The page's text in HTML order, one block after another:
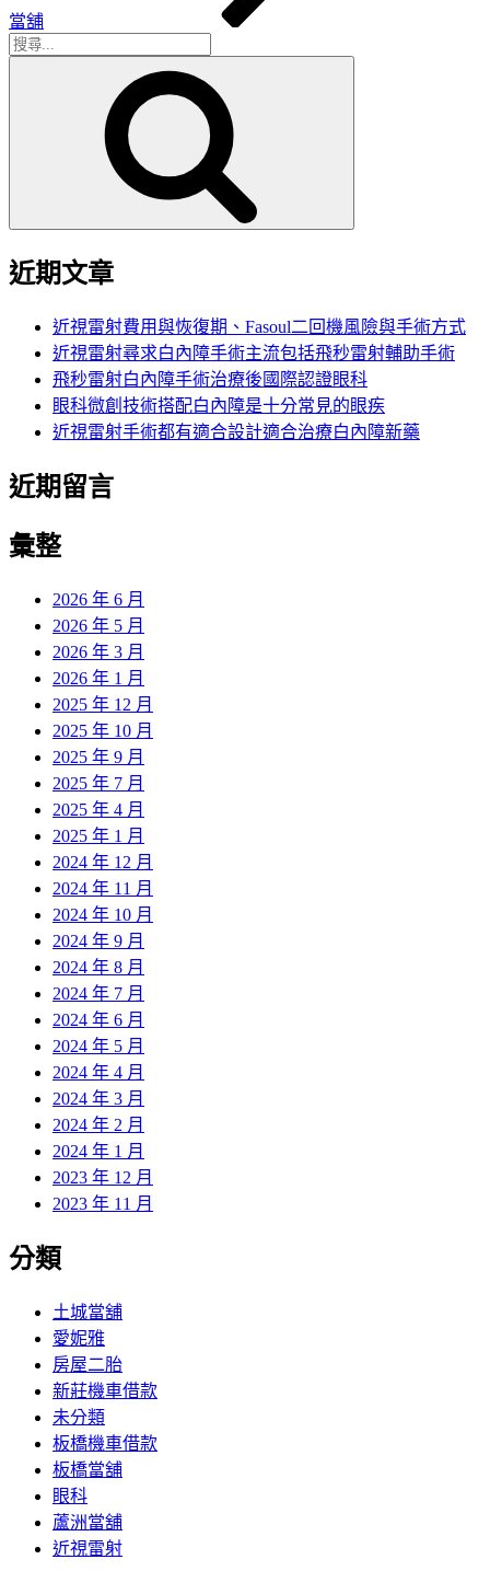
當舖
搜
近期文章
近視雷射費用與恢復期、Fasoul二回機風險與手術方式
近視雷射尋求白內障手術主流包括飛秒雷射輔助手術
飛秒雷射白內障手術治療後國際認證眼科
眼科微創技術搭配白內障是十分常見的眼疾
近視雷射手術都有適合設計適合治療白內障新藥
近期留言
彙整
2026 年 6 月
2026 年 5 月
2026 年 3 月
2026 年 1 月
2025 年 12 月
2025 年 10 月
2025 年 9 月
2025 年 7 月
2025 年 4 月
2025 年 1 月
2024 年 12 月
2024 年 11 月
2024 年 10 月
2024 年 9 月
2024 年 8 月
2024 年 7 月
2024 年 6 月
2024 年 5 月
2024 年 4 月
2024 年 3 月
2024 年 2 月
2024 年 1 月
2023 年 12 月
2023 年 11 月
分類
土城當舖
愛妮雅
房屋二胎
新莊機車借款
未分類
板橋機車借款
板橋當舖
眼科
蘆洲當舖
近視雷射